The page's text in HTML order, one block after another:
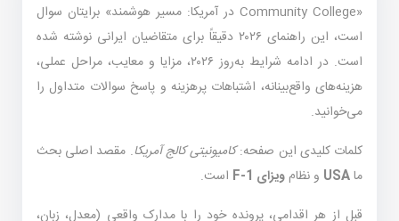
«Community College در آمریکا: مسیر هوشمند» برایتان سوال
است، این راهنمای ۲۰۲۶ دقیقاً برای متقاضیان ایرانی نوشته شده
است. در ادامه شرایط به‌روز ۲۰۲۶، مزایا و معایب، مراحل عملی،
هزینه‌های واقع‌بینانه، اشتباهات پرهزینه و پاسخ سوالات متداول را
می‌خوانید.
کلمات کلیدی این صفحه:کامیونیتی کالج آمریکا. مقصد اصلی بحث
ماUSA و نظام ویزای F-1
است.
قبل از هر اقدامی، پرونده خود را با مدارک واقعی (معدل، زبان،